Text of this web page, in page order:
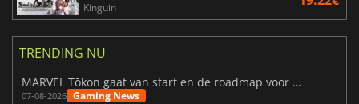
Kinguin
TRENDING NU
MARVEL Tōkon gaat van start en de roadmap voor jaar 1 is bekendgemaakt
07-08-2026 Gaming News